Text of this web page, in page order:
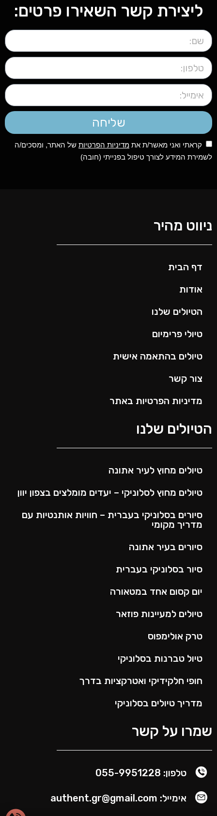
ליצירת קשר השאירו פרטים:
שליחה
קראתי ואני מאשר/ת את מדיניות הפרטיות של האתר, ומסכים/ה
לשמירת המידע לצורך טיפול בפנייתי (חובה)
ניווט מהיר
דף הבית
אודות
הטיולים שלנו
טיולי פרימיום
טיולים בהתאמה אישית
צור קשר
מדיניות הפרטיות באתר
הטיולים שלנו
טיולים מחוץ לעיר אתונה
טיולים מחוץ לסלוניקי – יעדים מומלצים בצפון יוון
סיורים בסלוניקי בעברית – חוויות אותנטיות עם
מדריך מקומי
סיורים בעיר אתונה
סיור בסלוניקי בעברית
יום קסום אחד במטאורה
טיולים למעיינות פוזאר
טרק אולימפוס
טיול טברנות בסלוניקי
חופי חלקידיקי ואטרקציות בדרך
מדריך טיולים בסלוניקי
שמרו על קשר
טלפון: 055-9951228
אימייל: authent.gr@gmail.com